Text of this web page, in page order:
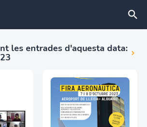
les entrades d'aquesta data: